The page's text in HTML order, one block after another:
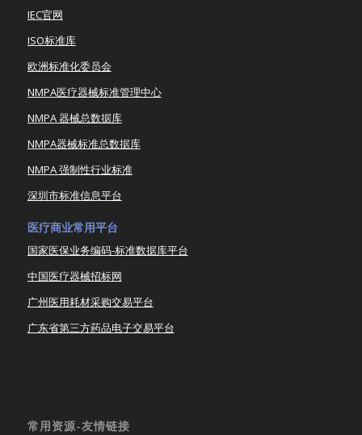
IEC官网
ISO标准库
欧洲标准化委员会
NMPA医疗器械标准管理中心
NMPA 器械总数据库
NMPA器械标准总数据库
NMPA 强制性行业标准
深圳市标准信息平台
医疗商业常用平台
国家医保业务编码-标准数据库平台
中国医疗器械招标网
广州医用耗材采购交易平台
广东省第三方药品电子交易平台
常用资源-友情链接